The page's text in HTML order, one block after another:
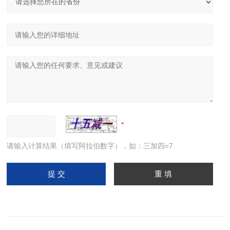
请输入计算结果（填写阿拉伯数字），如：三加四=7